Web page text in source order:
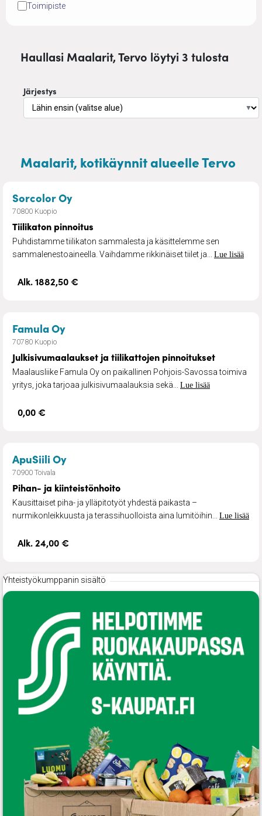
Toimipiste
Haullasi Maalarit, Tervo löytyi 3 tulosta
Järjestys
▼
Maalarit, kotikäynnit alueelle Tervo
Sorcolor Oy– Tiilikaton pinnoitus
70800 Kuopio
Tiilikaton pinnoitus
Puhdistamme tiilikaton sammalesta ja käsittelemme sen
sammalenestoaineella. Vaihdamme rikkinäiset tiilet ja... Lue lisää
Alk. 1882,50 €
Famula Oy– Julkisivumaalaukset ja tiilikattojen
70780 Kuopio
Julkisivumaalaukset ja tiilikattojen pinnoitukset
Maalausliike Famula Oy on paikallinen Pohjois-Savossa toimiva
yritys, joka tarjoaa julkisivumaalauksia sekä... Lue lisää
0,00 €
ApuSiili Oy– Pihan- ja kiinteistönhoito
70900 Toivala
Pihan- ja kiinteistönhoito
Kausittaiset piha- ja ylläpitotyöt yhdestä paikasta –
nurmikonleikkuusta ja terassihuolloista aina lumitöihin... Lue lisää
Alk. 24,00 €
Yhteistyökumppanin sisältö